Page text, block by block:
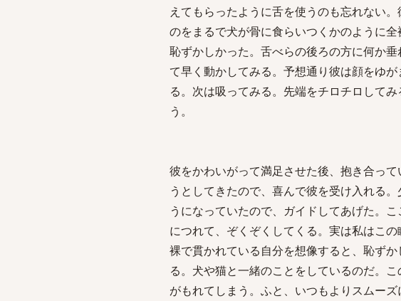
えてもらったように舌を使うのも忘れない
のをまるで犬が骨に食らいつくかのように
恥ずかしかった。舌べらの後ろの方に何か
て早く動かしてみる。予想通り彼は顔をゆ
る。次は吸ってみる。先端をチロチロして
う。
彼をかわいがって満足させた後、抱き合っ
うとしてきたので、喜んで彼を受け入れる
うになっていたので、ガイドしてあげた。
につれて、ぞくぞくしてくる。実は私はこ
裸で貫かれている自分を想像すると、恥ず
る。犬や猫と一緒のことをしているのだ。
がもれてしまう。ふと、いつもよりスムー